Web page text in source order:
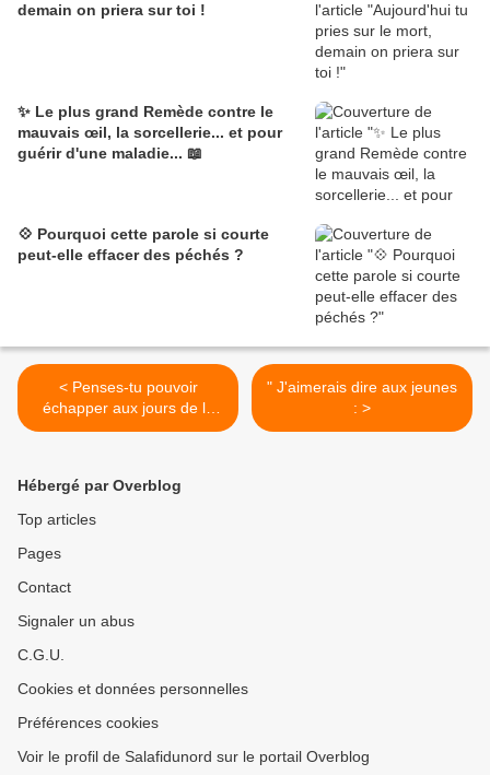
demain on priera sur toi !
✨ Le plus grand Remède contre le
mauvais œil, la sorcellerie... et pour
guérir d'une maladie... 📖
💠 Pourquoi cette parole si courte
peut-elle effacer des péchés ?
< Penses-tu pouvoir
échapper aux jours de la
résurrection ?
" J'aimerais dire aux jeunes
: >
Hébergé par Overblog
Top articles
Pages
Contact
Signaler un abus
C.G.U.
Cookies et données personnelles
Préférences cookies
Voir le profil de Salafidunord sur le portail Overblog